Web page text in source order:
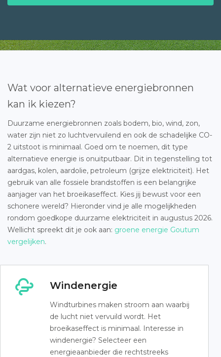
Wat voor alternatieve energiebronnen
kan ik kiezen?
Duurzame energiebronnen zoals bodem, bio, wind, zon,
water zijn niet zo luchtvervuilend en ook de schadelijke CO-
2 uitstoot is minimaal. Goed om te noemen, dit type
alternatieve energie is onuitputbaar. Dit in tegenstelling tot
aardgas, kolen, aardolie, petroleum (grijze elektriciteit). Het
gebruik van alle fossiele brandstoffen is een belangrijke
aanjager van het broeikaseffect. Kies jij bewust voor een
schonere wereld? Hieronder vind je alle mogelijkheden
rondom goedkope duurzame elektriciteit in augustus 2026.
Wellicht spreekt dit je ook aan: groene energie Goutum
vergelijken.
Windenergie
Windturbines maken stroom aan waarbij
de lucht niet vervuild wordt. Het
broeikaseffect is minimaal. Interesse in
windenergie? Selecteer een
energieaanbieder die rechtstreeks